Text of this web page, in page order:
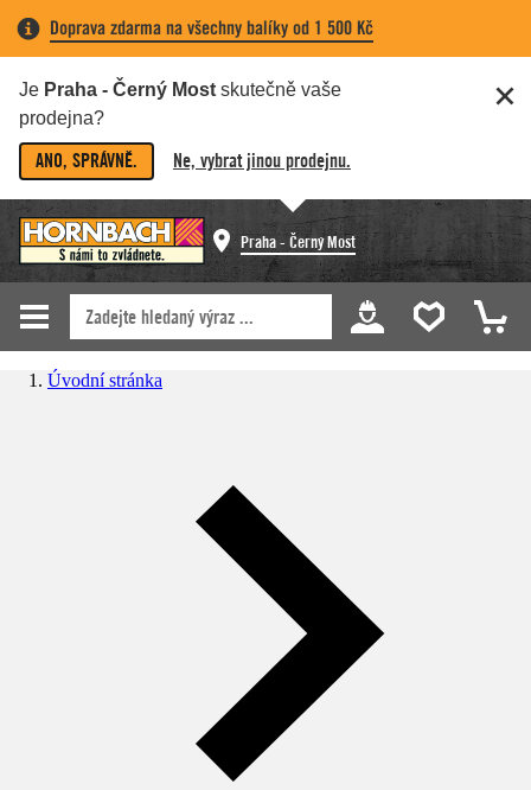
Doprava zdarma na všechny balíky od 1 500 Kč
Je Praha - Černý Most skutečně vaše
prodejna?
ANO, SPRÁVNĚ. Ne, vybrat jinou prodejnu.
Praha - Černý Most
Úvodní stránka